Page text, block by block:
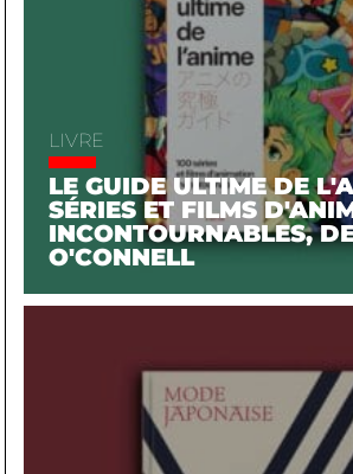
LIVRE
LE GUIDE ULTIME DE
SÉRIES ET FILMS
INCONTOURNABLES,
O'CONNELL